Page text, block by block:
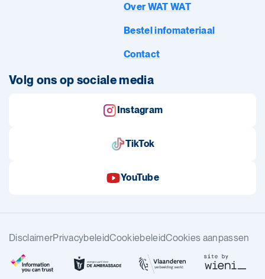
Over WAT WAT
Bestel infomateriaal
Contact
Volg ons op sociale media
Instagram
TikTok
YouTube
DisclaimerPrivacybeleidCookiebeleidCookies aanpassen